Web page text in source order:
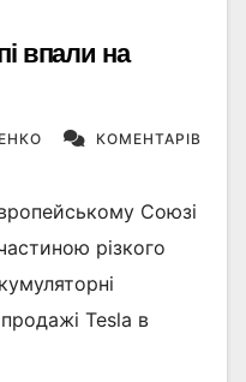
впали на
КОМЕНТАРІВ
Союзі
різкого
Tesla в